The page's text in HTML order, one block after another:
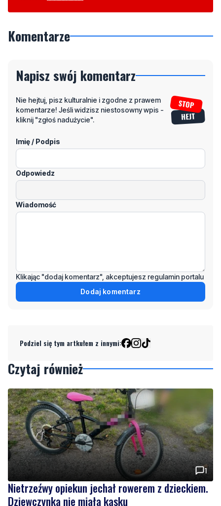
Komentarze
Napisz swój komentarz
Nie hejtuj, pisz kulturalnie i zgodne z prawem
komentarze! Jeśli widzisz niestosowny wpis -
kliknij "zgłoś nadużycie".
Imię / Podpis
Odpowiedz
Wiadomość
Klikając "dodaj komentarz", akceptujesz regulamin portalu
Dodaj komentarz
Podziel się tym artkułem z innymi:
Czytaj również
1
Nietrzeźwy opiekun jechał rowerem z dzieckiem.
Dziewczynka nie miała kasku